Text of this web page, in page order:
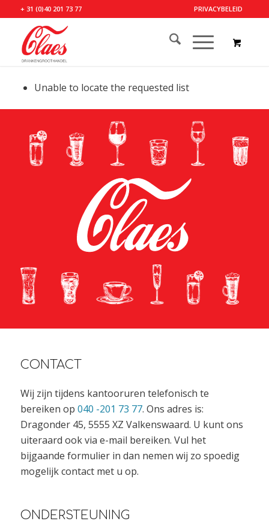
PRIVACYBELEID
+ 31 (0)40 201 73 77
Unable to locate the requested list
CONTACT
Wij zijn tijdens kantooruren telefonisch te
bereiken op 040 -201 73 77. Ons adres is:
Dragonder 45, 5555 XZ Valkenswaard. U kunt ons
uiteraard ook via e-mail bereiken. Vul het
bijgaande formulier in dan nemen wij zo spoedig
mogelijk contact met u op.
ONDERSTEUNING